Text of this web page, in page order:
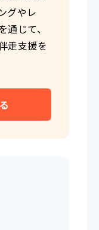
グやレ
じて、
走支援を